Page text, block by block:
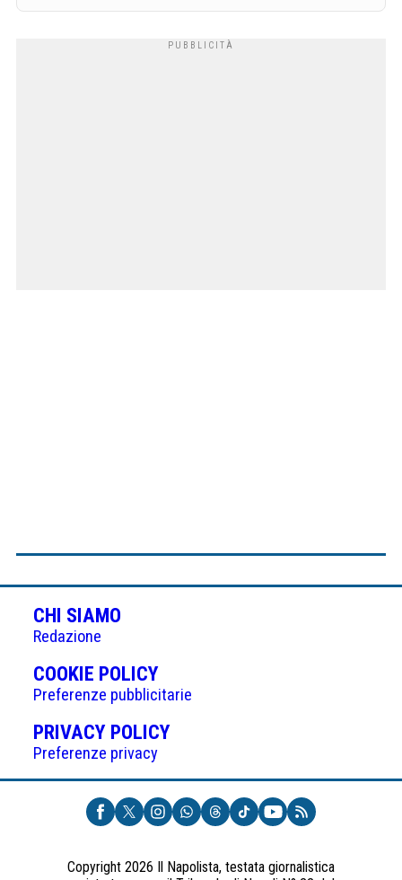
CHI SIAMO
Redazione
COOKIE POLICY(APRE
IN
UNA
NUOVA
Preferenze pubblicitarie
PRIVACY POLICY(APRE
UNA
NUOVA
SCHEDA)
Preferenze privacy
Copyright 2026 Il Napolista, testata giornalistica